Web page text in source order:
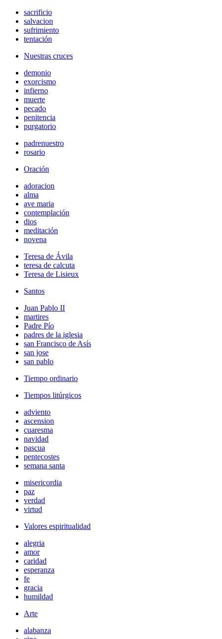
sacrificio
salvacion
sufrimiento
tentación
Nuestras cruces
demonio
exorcismo
infierno
muerte
pecado
penitencia
purgatorio
padrenuestro
rosario
Oración
adoracion
alma
ave maria
contemplación
dios
meditación
novena
Teresa de Ávila
teresa de calcuta
Teresa de Lisieux
Santos
Juan Pablo II
martires
Padre Pío
padres de la iglesia
san Francisco de Asís
san jose
san pablo
Tiempo ordinario
Tiempos litúrgicos
adviento
ascension
cuaresma
navidad
pascua
pentecostes
semana santa
misericordia
paz
verdad
virtud
Valores espiritualidad
alegria
amor
caridad
esperanza
fe
gracia
humildad
Arte
alabanza